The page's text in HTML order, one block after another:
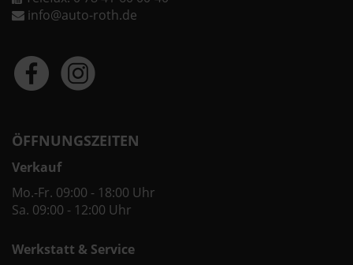
info@auto-roth.de
ÖFFNUNGSZEITEN
Verkauf
Mo.-Fr. 09:00 - 18:00 Uhr
Sa. 09:00 - 12:00 Uhr
Werkstatt & Service